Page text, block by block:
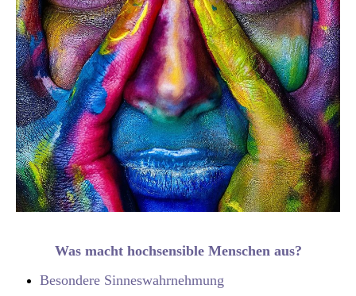
Was macht hochsensible Menschen aus?
Besondere Sinneswahrnehmung